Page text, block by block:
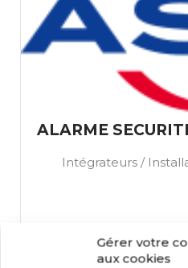
Gérer votre
aux cookies
ALARME
Intégrateurs /